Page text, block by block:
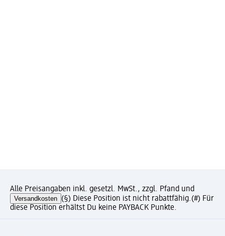
Alle Preisangaben inkl. gesetzl. MwSt., zzgl. Pfand und
Versandkosten (§) Diese Position ist nicht rabattfähig.(#) Für
diese Position erhältst Du keine PAYBACK Punkte.